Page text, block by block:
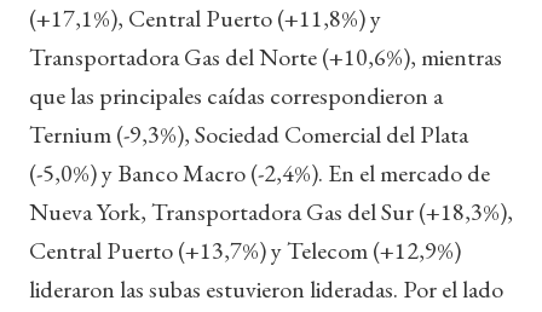
(+17,1%), Central Puerto (+11,8%) y
Transportadora Gas del Norte (+10,6%), mientras
que las principales caídas correspondieron a
Ternium (-9,3%), Sociedad Comercial del Plata
(-5,0%) y Banco Macro (-2,4%). En el mercado de
Nueva York, Transportadora Gas del Sur (+18,3%),
Central Puerto (+13,7%) y Telecom (+12,9%)
lideraron las subas estuvieron lideradas. Por el lado